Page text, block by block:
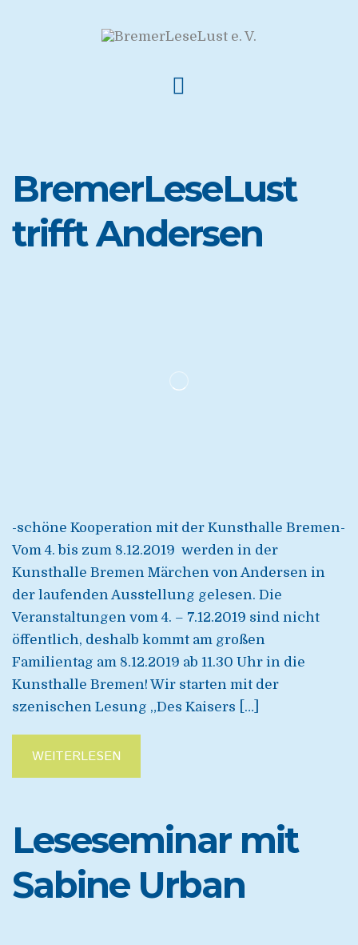
BremerLeseLust
trifft Andersen
-schöne Kooperation mit der Kunsthalle Bremen-
Vom 4. bis zum 8.12.2019 werden in der
Kunsthalle Bremen Märchen von Andersen in
der laufenden Ausstellung gelesen. Die
Veranstaltungen vom 4. – 7.12.2019 sind nicht
öffentlich, deshalb kommt am großen
Familientag am 8.12.2019 ab 11.30 Uhr in die
Kunsthalle Bremen! Wir starten mit der
szenischen Lesung „Des Kaisers […]
WEITERLESEN
Leseseminar mit
Sabine Urban